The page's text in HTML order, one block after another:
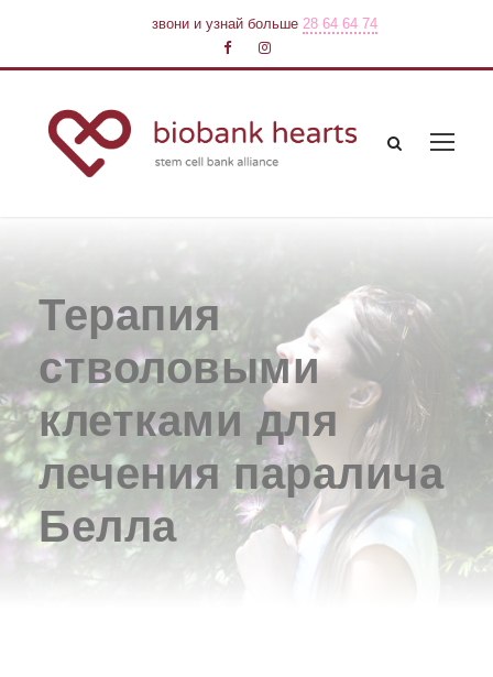
звони и узнай больше28 64 64 74
Терапия
стволовыми
клетками для
лечения паралича
Белла